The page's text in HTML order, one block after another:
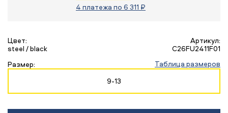
4 платежа по 6 311 ₽
Цвет:
steel / black
Артикул:
C26FU2411F01
Размер:
Таблица размеров
9-13